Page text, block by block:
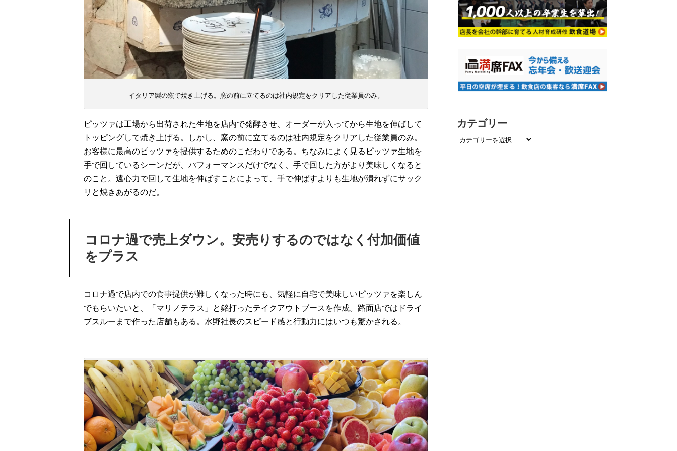
イタリア製の窯で焼き上げる。窯の前に立てるのは社内規定をクリアした従業員のみ。
ピッツァは工場から出荷された生地を店内で発酵させ、オーダーが入ってから生地を伸ばして
トッピングして焼き上げる。しかし、窯の前に立てるのは社内規定をクリアした従業員のみ。
お客様に最高のピッツァを提供するためのこだわり である 。 ちなみによく見るピッツァ生地を
手で回しているシーンだが 、パフォーマンスだけでなく、手で回した方がより美味しくなる と
のこと 。遠心力で回して生地を伸ばすことによって、手で伸ばすよりも生地が潰れずにサック
リと焼きあがるのだ。
コロナ過で売上ダウン。 安売りするのではなく付加価値
をプラス
コロナ過で店内での食事提供が難しくなった時にも
気軽に自宅で美味しいピッツァを楽しん
でもらいたいと、 「マリノテラス」と銘打ったテイクアウトブースを作成。 路面店ではドライ
ブスルーまで作った店舗もある。 水野社長のスピード感と行動力にはいつも驚かされる。
カテゴリー